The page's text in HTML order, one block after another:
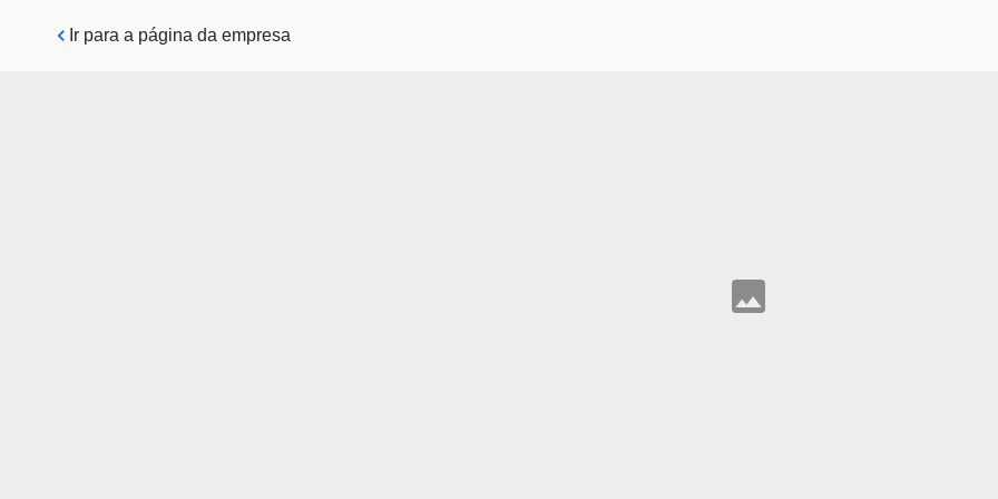
Pular para o conteúdo principal
Ir para a página da empresa